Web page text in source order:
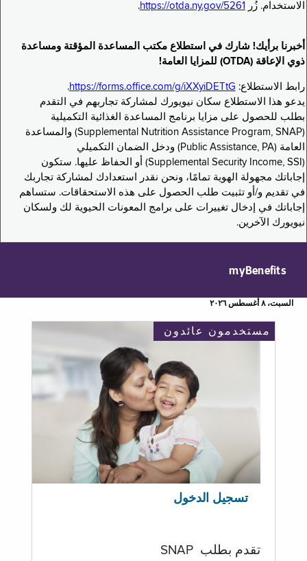
الاستخدام. زُر
https://otda.ny.gov/5261
.
أخبرنا برأيك! شارك في استطلاع مكتب المساعدة المؤقتة ومساعدة
ذوي الإعاقة (OTDA) للمزايا العامة!
رابط الاستطلاع: https://forms.office.com/g/iXXyiDETtG
.
يدعو هذا الاستطلاع سكان نيويورك لمشاركة تجاربهم في التقدم
بطلب للحصول على مزايا برنامج المساعدة الغذائية التكميلية
(Supplemental Nutrition Assistance Program, SNAP) والمساعدة
العامة (Public Assistance, PA) ودخل الضمان التكميلي
(Supplemental Security Income, SSI) أو الحفاظ عليها. ستكون
إجاباتك مجهولة الهوية تمامًا، ونحن نقدر استعدادك لمشاركة تجاربك
في تقديم و/أو تثبيت طلب الحصول على هذه الاستحقاقات. ستساهم
إجاباتك في إدخال تغييرات على برامج المعونات الحيوية لك ولسكان
نيويورك الآخرين.
myBenefits
السبت، ٨ أغسطس ٢٠٢٦
مستخدمون عائدون
تسجيل الدخول
تقدم بطلب SNAP